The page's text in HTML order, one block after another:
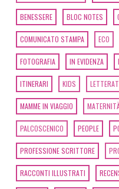
BENESSERE BLOC NOTES
COMUNICATO STAMPA ECO
FOTOGRAFIA IN EVIDENZA
ITINERARI KIDS
MAMME IN VIAGGIO
PALCOSCENICO PEOPLE
PROFESSIONE SCRITTORE
RACCONTI ILLUSTRATI